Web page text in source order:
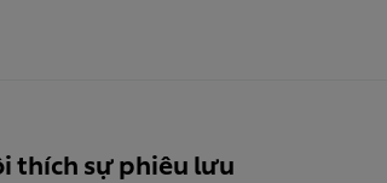
thích sự phiêu lưu